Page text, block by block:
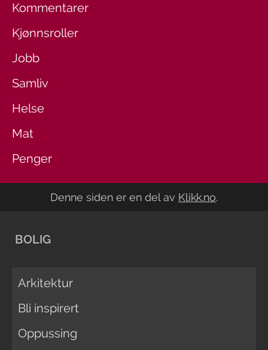
Kommentarer
Kjønnsroller
Jobb
Samliv
Helse
Mat
Penger
Denne siden er en del av Klikk.no.
BOLIG
Arkitektur
Bli inspirert
Oppussing